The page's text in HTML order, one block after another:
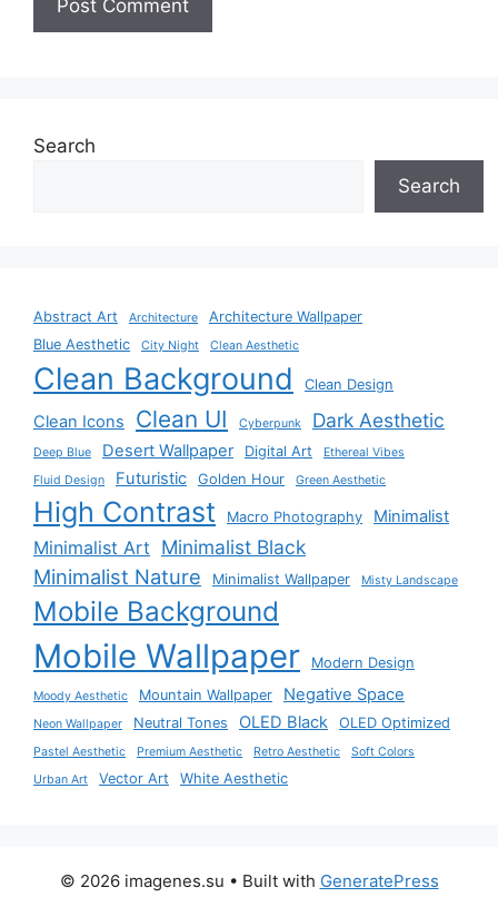
Search
Search
Abstract Art Architecture
Architecture Wallpaper
Blue Aesthetic
City Night Clean Aesthetic
Clean Background Clean Design
Clean Icons Clean UI Cyberpunk Dark Aesthetic
Deep Blue Desert Wallpaper Digital Art
Ethereal Vibes
Fluid Design
Futuristic Golden Hour Green Aesthetic
High Contrast Macro Photography Minimalist
Minimalist Art Minimalist Black
Minimalist Nature Minimalist Wallpaper Misty Landscape
Mobile Background
Mobile Wallpaper Modern Design
Moody Aesthetic Mountain Wallpaper Negative Space
Neon Wallpaper Neutral Tones OLED Black OLED Optimized
Pastel Aesthetic Premium Aesthetic Retro Aesthetic
Soft Colors
Urban Art
Vector Art White Aesthetic
© 2026 imagenes.su • Built with GeneratePress